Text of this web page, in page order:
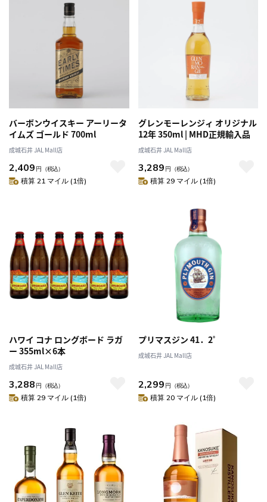
バーボンウイスキー アーリータ
イムズ ゴールド 700ml
成城石井 JAL Mall店
2,409 円 （税込）
積算 21 マイル (1倍)
グレンモーレンジィ オリジナル
12年 350ml | MHD正規輸入品
成城石井 JAL Mall店
3,289 円 （税込）
積算 29 マイル (1倍)
ハワイ コナ ロングボード ラガ
ー 355ml×6本
成城石井 JAL Mall店
3,288 円 （税込）
積算 29 マイル (1倍)
プリマスジン 41．2゜
成城石井 JAL Mall店
2,299 円 （税込）
積算 20 マイル (1倍)